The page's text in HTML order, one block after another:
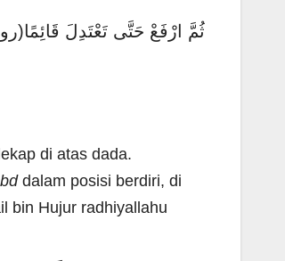
ثُمَّ ارْفَعْ حَتَّى تَعْتَدِلَ
di atas dada.
dalam posisi berdiri, di
bin Hujur radhiyallahu